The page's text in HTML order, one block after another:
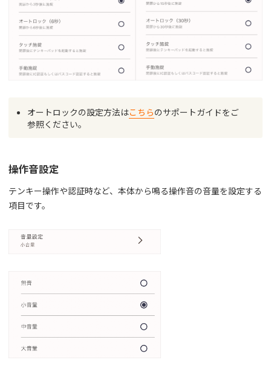
オートロックの設定方法はこちらのサポートガイドをご
参照ください。
操作音設定
テンキー操作や認証時など、本体から鳴る操作音の音量を設定する
項目です。